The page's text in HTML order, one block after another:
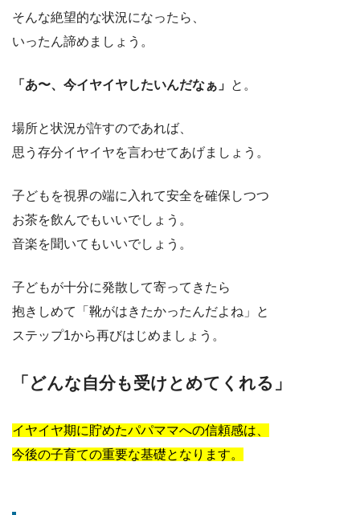
そんな絶望的な状況になったら、
いったん諦めましょう。
「あ〜、今イヤイヤしたいんだなぁ」 と。
場所と状況が許すのであれば、
思う存分イヤイヤを言わせてあげましょう。
子どもを視界の端に入れて安全を確保しつつ
お茶を飲んでもいいでしょう。
音楽を聞いてもいいでしょう。
子どもが十分に発散して寄ってきたら
抱きしめて「靴がはきたかったんだよね」と
ステップ1から再びはじめましょう。
「どんな自分も受けとめてくれる」
イヤイヤ期に貯めたパパママへの信頼感は、
今後の子育ての重要な基礎となります。